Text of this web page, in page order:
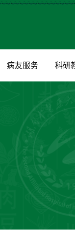
病友服务 科研